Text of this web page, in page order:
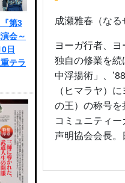
第3
会～
日
テラ
成瀬雅春（な
ヨーガ行者、
独自の修業を続
中浮揚術」、
（ヒマラヤ）
の王）の称号
コミュニティ
声明協会会長